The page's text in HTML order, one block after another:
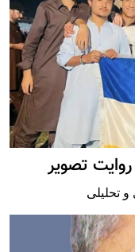
تصویر
تحلیلی